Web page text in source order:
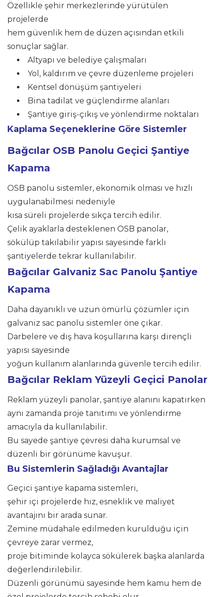
Özellikle şehir merkezlerinde yürütülen
projelerde
hem güvenlik hem de düzen açısından etkili
sonuçlar sağlar.
Altyapı ve belediye çalışmaları
Yol, kaldırım ve çevre düzenleme projeleri
Kentsel dönüşüm şantiyeleri
Bina tadilat ve güçlendirme alanları
Şantiye giriş-çıkış ve yönlendirme noktaları
Kaplama Seçeneklerine Göre Sistemler
Bağcılar OSB Panolu Geçici Şantiye
Kapama
OSB panolu sistemler, ekonomik olması ve hızlı
uygulanabilmesi nedeniyle
kısa süreli projelerde sıkça tercih edilir.
Çelik ayaklarla desteklenen OSB panolar,
sökülüp takılabilir yapısı sayesinde farklı
şantiyelerde tekrar kullanılabilir.
Bağcılar Galvaniz Sac Panolu Şantiye
Kapama
Daha dayanıklı ve uzun ömürlü çözümler için
galvaniz sac panolu sistemler öne çıkar.
Darbelere ve dış hava koşullarına karşı dirençli
yapısı sayesinde
yoğun kullanım alanlarında güvenle tercih edilir.
Bağcılar Reklam Yüzeyli Geçici Panolar
Reklam yüzeyli panolar, şantiye alanını kapatırken
aynı zamanda proje tanıtımı ve yönlendirme
amacıyla da kullanılabilir.
Bu sayede şantiye çevresi daha kurumsal ve
düzenli bir görünüme kavuşur.
Bu Sistemlerin Sağladığı Avantajlar
Geçici şantiye kapama sistemleri,
şehir içi projelerde hız, esneklik ve maliyet
avantajını bir arada sunar.
Zemine müdahale edilmeden kurulduğu için
çevreye zarar vermez,
proje bitiminde kolayca sökülerek başka alanlarda
değerlendirilebilir.
Düzenli görünümü sayesinde hem kamu hem de